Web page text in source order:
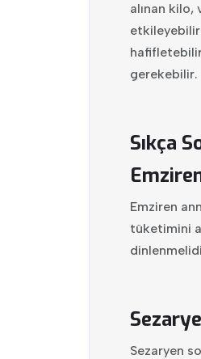
alınan
gerekebilir.
Sıkça
Emziren
tüketimini
Sezaryen